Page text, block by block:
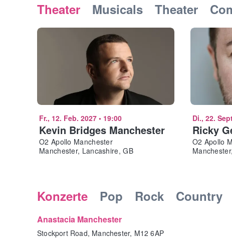
Theater Musicals Theater
Fr., 12. Feb. 2027 • 19:00
Kevin Bridges Manchester
O2 Apollo Manchester
Manchester, Lancashire, GB
Di., 22.
Ricky
O2 Apollo
Konzerte Pop Rock Country
Anastacia Manchester
Stockport Road, Manchester, M12 6AP